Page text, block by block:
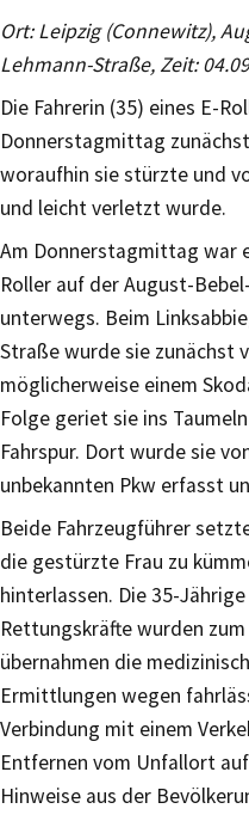
Ort: Leipzig (Connewitz),
Lehmann-Straße, Zeit:
Die Fahrerin (35) eines E-
Donnerstagmittag
woraufhin sie stürzte und
und leicht verletzt wurde.
Am Donnerstagmittag war
Roller auf der August-
unterwegs. Beim
Straße wurde sie zunächst
möglicherweise einem
Folge geriet sie ins
Fahrspur. Dort wurde sie
unbekannten Pkw erfasst
Beide Fahrzeugführer
die gestürzte Frau zu
hinterlassen. Die 35-
Rettungskräfte wurden
übernahmen die
Ermittlungen wegen
Verbindung mit einem
Entfernen vom Unfallort
Hinweise aus der